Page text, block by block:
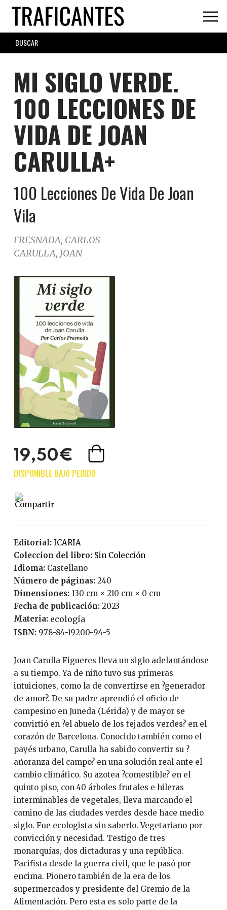
Skip
main
content
SEARCH
FORM
MI SIGLO VERDE.
100 LECCIONES DE
VIDA DE JOAN
CARULLA+
100 Lecciones De Vida De Joan
Vila
FRESNADA, CARLOS
CARULLA, JOAN
19,50€
Editorial: ICARIA
Coleccion del libro:
Sin Colección
Idioma:
Castellano
Número de páginas:
240
Dimensiones: 130 cm × 210 cm × 0 cm
Fecha de publicación:
2023
Materia: ecología
ISBN: 978-84-19200-94-5
Joan Carulla Figueres lleva un siglo adelantándose
a su tiempo. Ya de niño tuvo sus primeras
intuiciones, como la de convertirse en ?generador
de amor?. De su padre aprendió el oficio de
campesino en Juneda (Lérida) y de mayor se
convirtió en ?el abuelo de los tejados verdes? en el
corazón de Barcelona. Conocido también como el
payés urbano, Carulla ha sabido convertir su ?
añoranza del campo? en una solución real ante el
cambio climático. Su azotea ?comestible? en el
quinto piso, con 40 árboles frutales e hileras
interminables de vegetales, lleva marcando el
camino de las ciudades verdes desde hace medio
siglo. Fue ecologista sin saberlo. Vegetariano por
convicción y necesidad. Testigo de tres
monarquías, dos dictaduras y una república.
Pacifista desde la guerra civil, que le pasó por
encima. Pionero también de la era de los
supermercados y presidente del Gremio de la
Alimentación. Pero esta es solo parte de la